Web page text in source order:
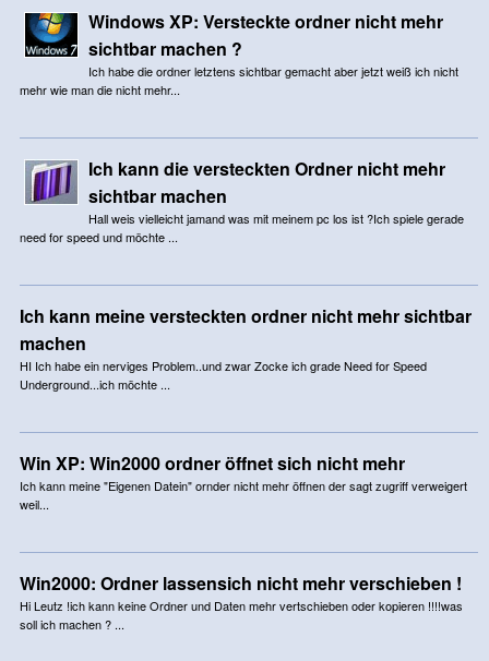
Windows XP: Versteckte ordner nicht mehr
sichtbar machen ?
Ich habe die ordner letztens sichtbar gemacht aber jetzt weiß ich nicht
mehr wie man die nicht mehr...
Ich kann die versteckten Ordner nicht mehr
sichtbar machen
Hall weis vielleicht jamand was mit meinem pc los ist ?Ich spiele gerade
need for speed und möchte ...
Ich kann meine versteckten ordner nicht mehr sichtbar
machen
HI Ich habe ein nerviges Problem..und zwar Zocke ich grade Need for Speed
Underground...ich möchte ...
Win XP: Win2000 ordner öffnet sich nicht mehr
Ich kann meine "Eigenen Datein" ornder nicht mehr öffnen der sagt zugriff verweigert
weil...
Win2000: Ordner lassensich nicht mehr verschieben !
Hi Leutz !ich kann keine Ordner und Daten mehr vertschieben oder kopieren !!!!was
soll ich machen ? ...